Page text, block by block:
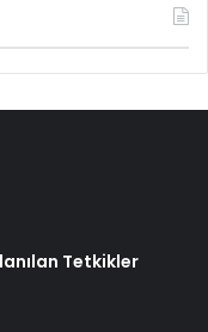
Tetkikler